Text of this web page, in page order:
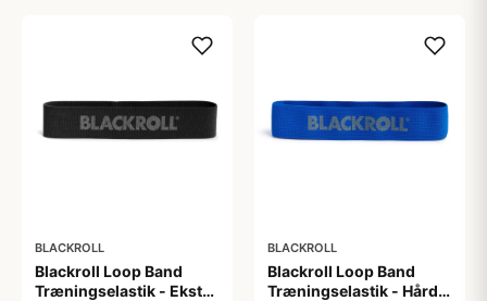
BLACKROLL
Blackroll Loop Band
Træningselastik - Ekstra
BLACKROLL
Blackroll Loop Band
Træningselastik - Hård